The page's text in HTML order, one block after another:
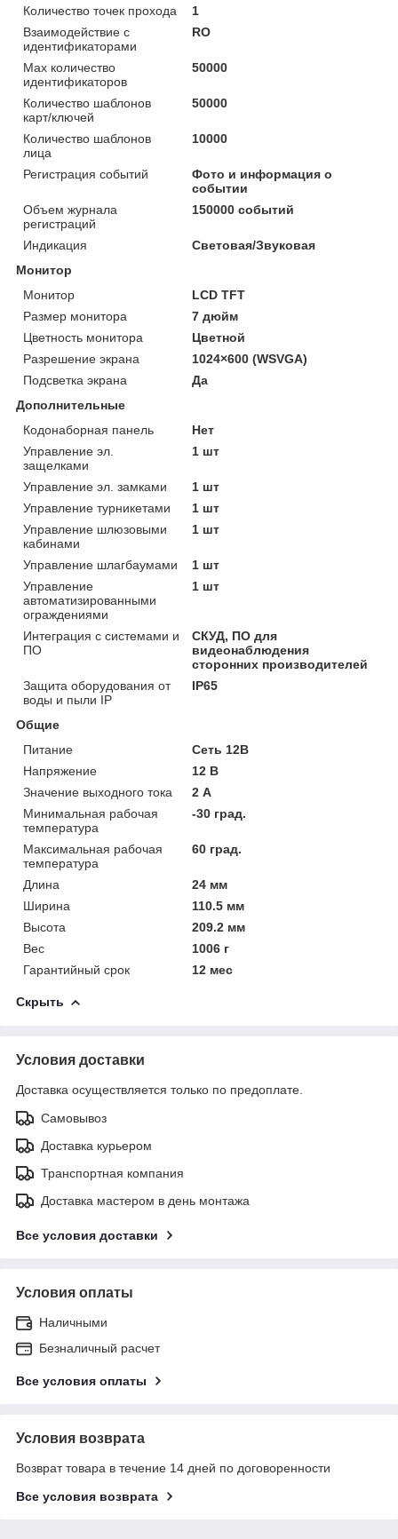
Количество точек прохода
1
Взаимодействие с
идентификаторами
RO
Max количество
идентификаторов
50000
Количество шаблонов
карт/ключей
50000
Количество шаблонов
лица
10000
Регистрация событий
Фото и информация о
событии
Объем журнала
регистраций
150000 событий
Индикация
Световая/Звуковая
Монитор
Монитор
LCD TFT
Размер монитора
7 дюйм
Цветность монитора
Цветной
Разрешение экрана
1024×600 (WSVGA)
Подсветка экрана
Да
Дополнительные
Кодонаборная панель
Нет
Управление эл.
защелками
1 шт
Управление эл. замками
1 шт
Управление турникетами
1 шт
Управление шлюзовыми
кабинами
1 шт
Управление шлагбаумами
1 шт
Управление
автоматизированными
ограждениями
1 шт
Интеграция с системами и
ПО
СКУД, ПО для
видеонаблюдения
сторонних производителей
Защита оборудования от
воды и пыли IP
IP65
Общие
Питание
Сеть 12В
Напряжение
12 В
Значение выходного тока
2 А
Минимальная рабочая
температура
-30 град.
Максимальная рабочая
температура
60 град.
Длина
24 мм
Ширина
110.5 мм
Высота
209.2 мм
Вес
1006 г
Гарантийный срок
12 мес
Скрыть
Условия доставки
Доставка осуществляется только по предоплате.
Самовывоз
Доставка курьером
Транспортная компания
Доставка мастером в день монтажа
Все условия доставки
Условия оплаты
Наличными
Безналичный расчет
Все условия оплаты
Условия возврата
Возврат товара в течение 14 дней по договоренности
Все условия возврата